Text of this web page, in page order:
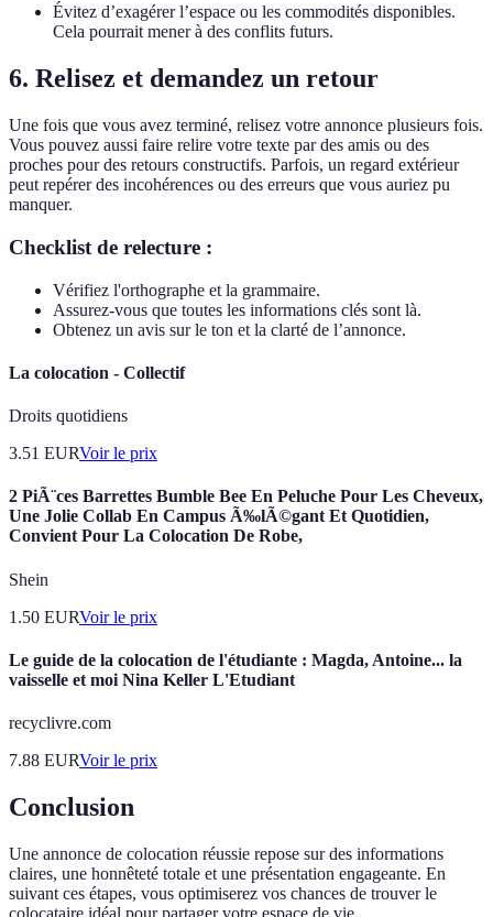
Évitez d’exagérer l’espace ou les commodités disponibles.
Cela pourrait mener à des conflits futurs.
6. Relisez et demandez un retour
Une fois que vous avez terminé, relisez votre annonce plusieurs fois.
Vous pouvez aussi faire relire votre texte par des amis ou des
proches pour des retours constructifs. Parfois, un regard extérieur
peut repérer des incohérences ou des erreurs que vous auriez pu
manquer.
Checklist de relecture :
Vérifiez l'orthographe et la grammaire.
Assurez-vous que toutes les informations clés sont là.
Obtenez un avis sur le ton et la clarté de l’annonce.
La colocation - Collectif
Droits quotidiens
3.51 EURVoir le prix
2 PiÃ¨ces Barrettes Bumble Bee En Peluche Pour Les Cheveux,
Une Jolie Collab En Campus Ã‰lÃ©gant Et Quotidien,
Convient Pour La Colocation De Robe,
Shein
1.50 EURVoir le prix
Le guide de la colocation de l'étudiante : Magda, Antoine... la
vaisselle et moi Nina Keller L'Etudiant
recyclivre.com
7.88 EURVoir le prix
Conclusion
Une annonce de colocation réussie repose sur des informations
claires, une honnêteté totale et une présentation engageante. En
suivant ces étapes, vous optimiserez vos chances de trouver le
colocataire idéal pour partager votre espace de vie.